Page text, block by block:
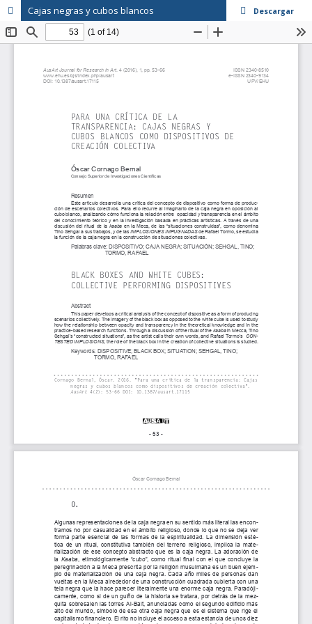
Cajas negras y cubos blancos Descargar